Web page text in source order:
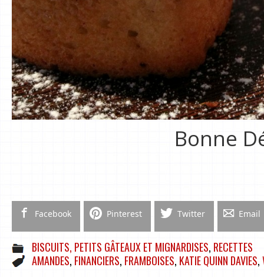
Bonne
Facebook Pinterest Twitter Email
BISCUITS, PETITS GÂTEAUX ET MIGNARDISES, RECETTES
AMANDES, FINANCIERS, FRAMBOISES, KATIE QUINN DAVIES,